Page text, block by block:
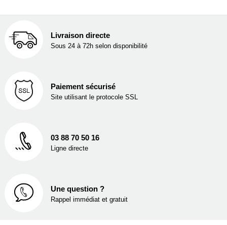
Livraison directe
Sous 24 à 72h selon disponibilité
Paiement sécurisé
Site utilisant le protocole SSL
03 88 70 50 16
Ligne directe
Une question ?
Rappel immédiat et gratuit